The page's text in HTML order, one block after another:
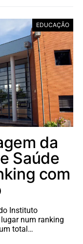
EDUCAÇÃO
da
Saúde
com
Instituto
num ranking
total…